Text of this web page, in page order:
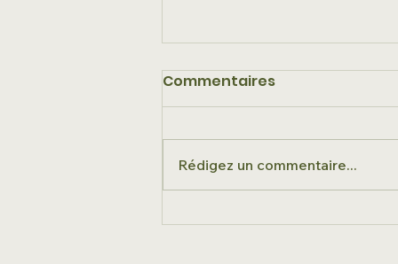
Auxiliaires
Commentaires
Rédigez un commentaire...